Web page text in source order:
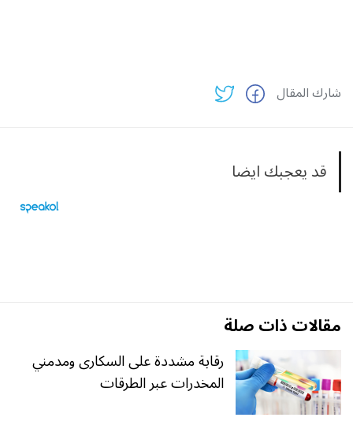
شارك المقال
قد يعجبك ايضا
مقالات ذات صلة
رقابة مشددة على السكارى ومدمني
المخدرات عبر الطرقات